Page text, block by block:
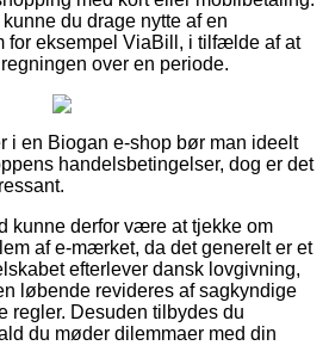
du drage nytte af en
for eksempel ViaBill, i tilfælde af at
over en periode.
i en Biogan e-shop bør man ideelt
handelsbetingelser, dog er det
kunne derfor være at tjekke om
af e-mærket, da det generelt er et
efterlever dansk lovgivning,
løbende revideres af sagkyndige
regler. Desuden tilbydes du
du møder dilemmaer med din